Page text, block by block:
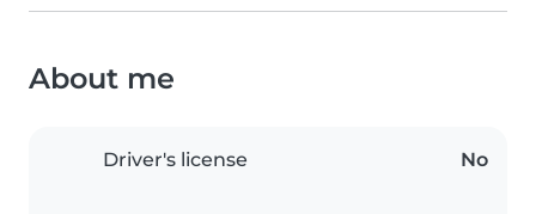
About me
Driver's license No